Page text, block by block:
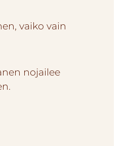
vaiko vain